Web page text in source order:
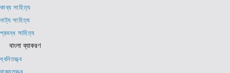
কাব্য সাহিত্য
নাট্য সাহিত্য
প্রবন্ধ সাহিত্য
বাংলা ব্যাকরণ
ধ্বনিতত্ত্ব